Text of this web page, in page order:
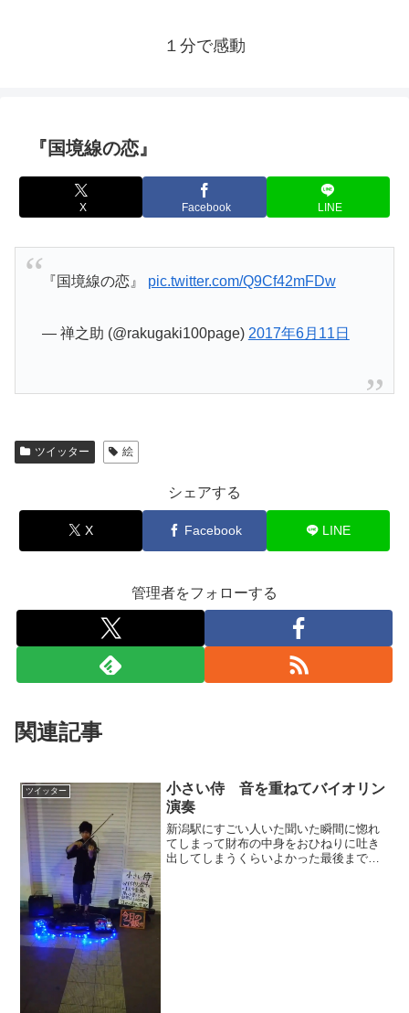
１分で感動
『国境線の恋』
X Facebook LINE
『国境線の恋』 pic.twitter.com/Q9Cf42mFDw
— 禅之助 (@rakugaki100page) 2017年6月11日
ツイッター 絵
シェアする
X Facebook LINE
管理者をフォローする
関連記事
ツイッター
小さい侍 音を重ねてバイオリン
演奏
新潟駅にすごい人いた聞いた瞬間に惚れ
てしまって財布の中身をおひねりに吐き
出してしまうくらいよかった最後まで聞